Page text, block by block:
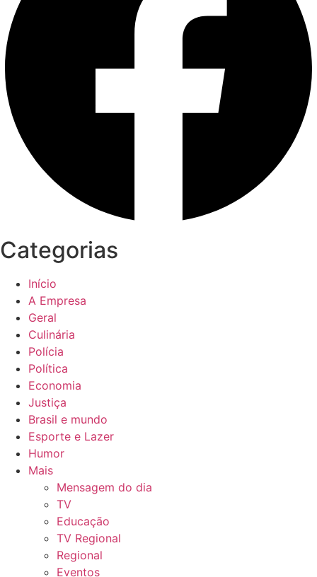
Categorias
Início
A Empresa
Geral
Culinária
Polícia
Política
Economia
Justiça
Brasil e mundo
Esporte e Lazer
Humor
Mais
Mensagem do dia
TV
Educação
TV Regional
Regional
Eventos